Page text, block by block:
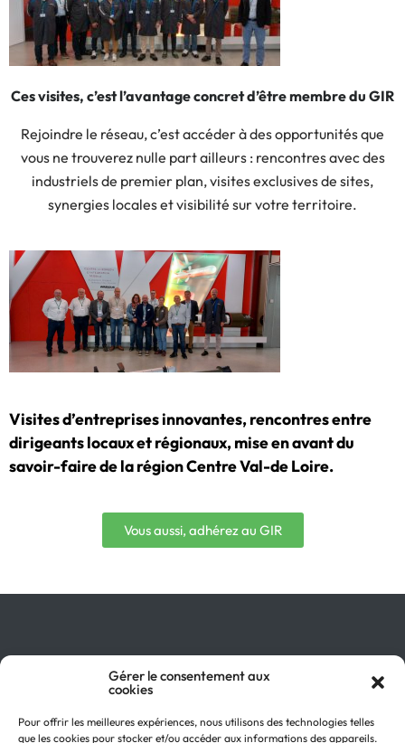
Gérer le consentement aux
cookies
Pour offrir les meilleures expériences, nous utilisons des technologies telles
que les cookies pour stocker et/ou accéder aux informations des appareils.
Ces visites, c’est l’avantage concret d’être membre du GIR
Rejoindre le réseau, c’est accéder à des opportunités que
vous ne trouverez nulle part ailleurs : rencontres avec des
industriels de premier plan, visites exclusives de sites,
synergies locales et visibilité sur votre territoire.
Visites d’entreprises innovantes, rencontres entre
dirigeants locaux et régionaux, mise en avant du
savoir-faire de la région Centre Val-de Loire.
Vous aussi, adhérez au GIR
Qu’est-ce que le GIR ?
Pourquoi adhérer ?
On parle de nous !
Actualités